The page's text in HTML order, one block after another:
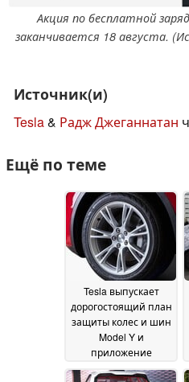
Акция по бесплатной
заканчивается 18 августа.
Источник(и)
Tesla& Радж Джеганнатан
Ещё по теме
Tesla выпускает
дорогостоящий план
защиты колес и шин
Model Y и
приложение
реферального кода